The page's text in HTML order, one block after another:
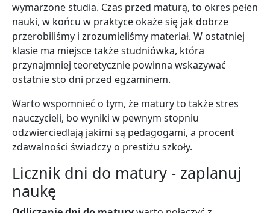
wymarzone studia. Czas przed maturą, to okres pełen
nauki, w końcu w praktyce okaże się jak dobrze
przerobiliśmy i zrozumieliśmy materiał. W ostatniej
klasie ma miejsce także studniówka, która
przynajmniej teoretycznie powinna wskazywać
ostatnie sto dni przed egzaminem.
Warto wspomnieć o tym, że matury to także stres
nauczycieli, bo wyniki w pewnym stopniu
odzwierciedlają jakimi są pedagogami, a procent
zdawalności świadczy o prestiżu szkoły.
Licznik dni do matury - zaplanuj
naukę